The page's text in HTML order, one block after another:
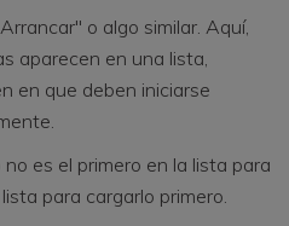
o algo similar. Aquí,
aparecen en una lista,
en que deben iniciarse
es el primero en la lista para
para cargarlo primero.